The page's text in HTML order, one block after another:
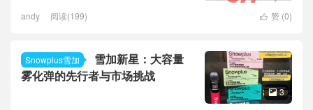
 赞 (0)
andy 阅读(199)
Snowplus雪加
雪加新星：大容量
雾化弹的先行者与市场挑战
 3